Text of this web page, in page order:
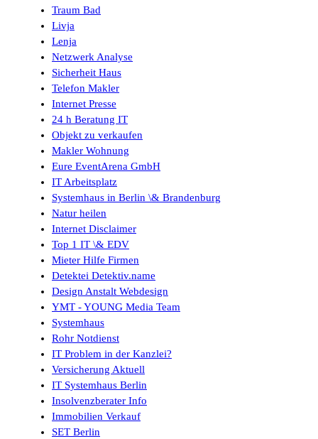
Traum Bad
Livja
Lenja
Netzwerk Analyse
Sicherheit Haus
Telefon Makler
Internet Presse
24 h Beratung IT
Objekt zu verkaufen
Makler Wohnung
Eure EventArena GmbH
IT Arbeitsplatz
Systemhaus in Berlin \& Brandenburg
Natur heilen
Internet Disclaimer
Top 1 IT \& EDV
Mieter Hilfe Firmen
Detektei Detektiv.name
Design Anstalt Webdesign
YMT - YOUNG Media Team
Systemhaus
Rohr Notdienst
IT Problem in der Kanzlei?
Versicherung Aktuell
IT Systemhaus Berlin
Insolvenzberater Info
Immobilien Verkauf
SET Berlin